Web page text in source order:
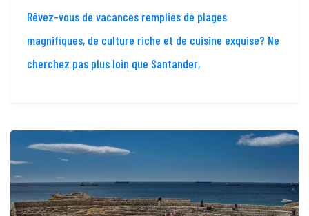
Rêvez-vous de vacances remplies de plages
magnifiques, de culture riche et de cuisine exquise? Ne
cherchez pas plus loin que Santander,